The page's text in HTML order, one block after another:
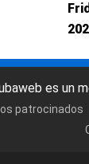
es un
patrocinados